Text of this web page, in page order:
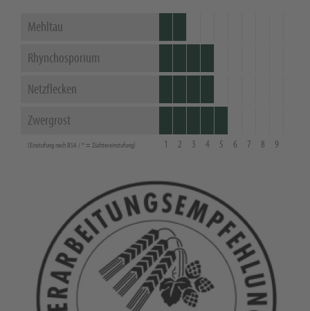
Mehltau
Rhynchosporium
Netzflecken
Zwergrost
(Einstufung nach BSA / * = Züchtereinstufung) 1 2 3 4 5 6 7 8 9